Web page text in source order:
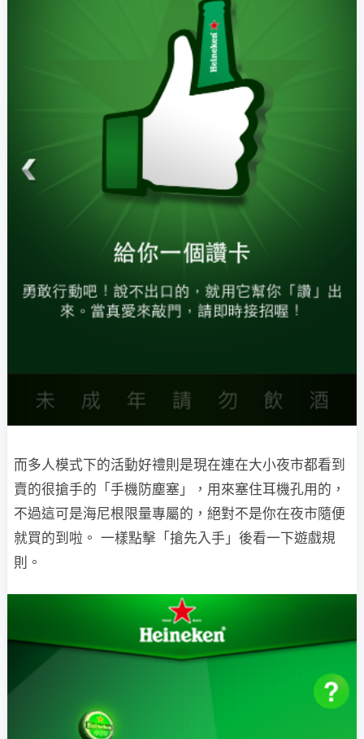
而多人模式下的活動好禮則是現在連在大小夜市都看到
賣的很搶手的「手機防塵塞」，用來塞住耳機孔用的，
不過這可是海尼根限量專屬的，絕對不是你在夜市隨便
就買的到啦。 一樣點擊「搶先入手」後看一下遊戲規
則。